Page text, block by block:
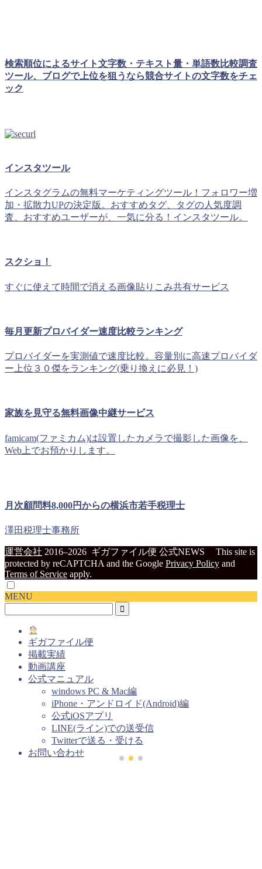
検索順位によるサイト文字数・テキスト量・単語数比較調査
ツール、ブログで上位を狙うなら競合サイトの文字数をチェ
ック
インスタツール
インスタグラムの無料マーケティングツール！フォロワー増
加・拡散力UPの決定版。おすすめタグ、タグの人気度調
査、おすすめユーザーが、一気に分る！インスタツール。
スクショ！
すぐに使えて時間で消える画像貼りこみ共有サービス
毎月更新プロバイダー速度比較ランキング
プロバイダーを実測値で速度比較。容量別に高速プロバイダ
ー上位３０傑をランキング(乗り換えに必見！)
家族を見守る無料画像中継サービス
famicam(ファミカム)は設置したカメラで撮影した画像を、
Web上でお預かりします。
月次顧問料8,000円からの横浜市若手税理士
澤田税理士事務所
運営会社 2016–2026 ギガファイル便 公式NEWS
This site is
protected by reCAPTCHA and the Google Privacy Policy and
Terms of Service apply.
MENU
ギガファイル便
掲載実績
動画講座
公式マニュアル
windows PC & Mac編
iPhone・アンドロイド(Android)編
公式iOSアプリ
LINE(ライン)での送受信
Twitterで送る・受ける
お問い合わせ